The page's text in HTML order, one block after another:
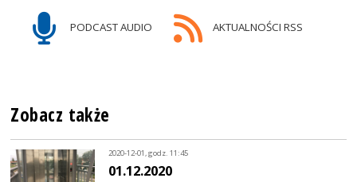
PODCAST AUDIO AKTUALNOŚCI RSS
Zobacz także
2020-12-01, godz. 11:45
01.12.2020